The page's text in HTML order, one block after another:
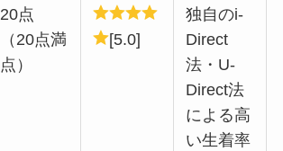
20点
（20点満
点）
[5.0]
独自のi-
Direct
法・U-
Direct法
による高
い生着率